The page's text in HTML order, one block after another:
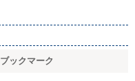
ブックマーク